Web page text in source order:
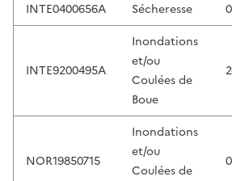
INTE0400656A Sécheresse
INTE9200495A
Inondations
et/ou
Coulées de
Boue
NOR19850715
Inondations
et/ou
Coulées de